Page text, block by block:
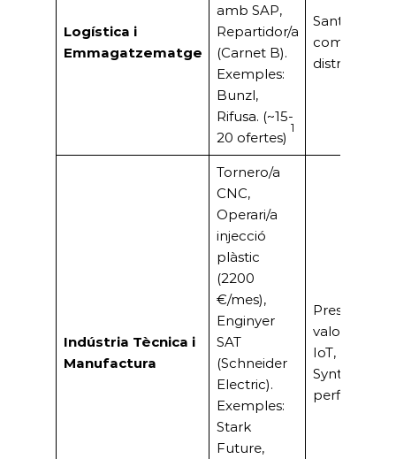
Logística i
Emmagatzematge
amb SAP,
Repartidor/a
(Carnet B).
Exemples:
Bunzl,
Rifusa. (~15-
20 ofertes)
1
Sant Boi es
com a node
distribució
Indústria Tècnica i
Manufactura
Tornero/a
CNC,
Operari/a
injecció
plàstic
(2200
€/mes),
Enginyer
SAT
(Schneider
Electric).
Exemples:
Stark
Future,
Presència
valor afegit
IoT,
Synthon)
perfils